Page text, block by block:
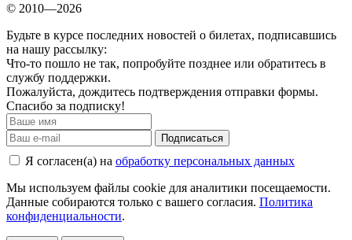
© 2010—2026
Будьте в курсе последних новостей о билетах, подписавшись
на нашу рассылку:
Что-то пошло не так, попробуйте позднее или обратитесь в
службу поддержки.
Пожалуйста, дождитесь подтверждения отправки формы.
Спасибо за подписку!
Подписаться
Я согласен(а) на обработку персональных данных
Мы используем файлы cookie для аналитики посещаемости.
Данные собираются только с вашего согласия. Политика
конфиденциальности.